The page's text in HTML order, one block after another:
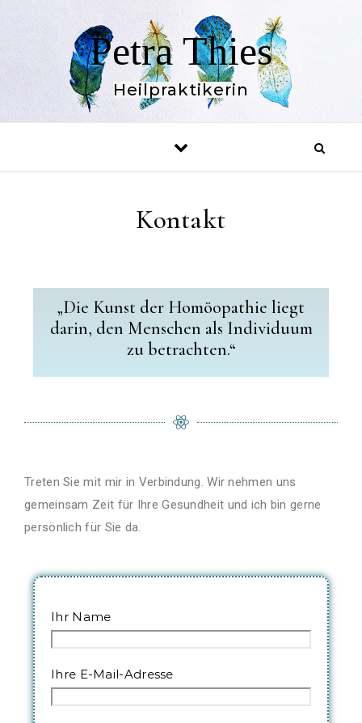
Petra Thies
Heilpraktikerin
Kontakt
„Die Kunst der Homöopathie liegt
darin, den Menschen als Individuum
zu betrachten.“​
Treten Sie mit mir in Verbindung. Wir nehmen uns
gemeinsam Zeit für Ihre Gesundheit und ich bin gerne
persönlich für Sie da.
Ihr Name
Ihre E-Mail-Adresse